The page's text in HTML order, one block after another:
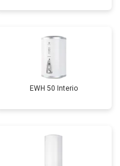
EWH 50 Interio